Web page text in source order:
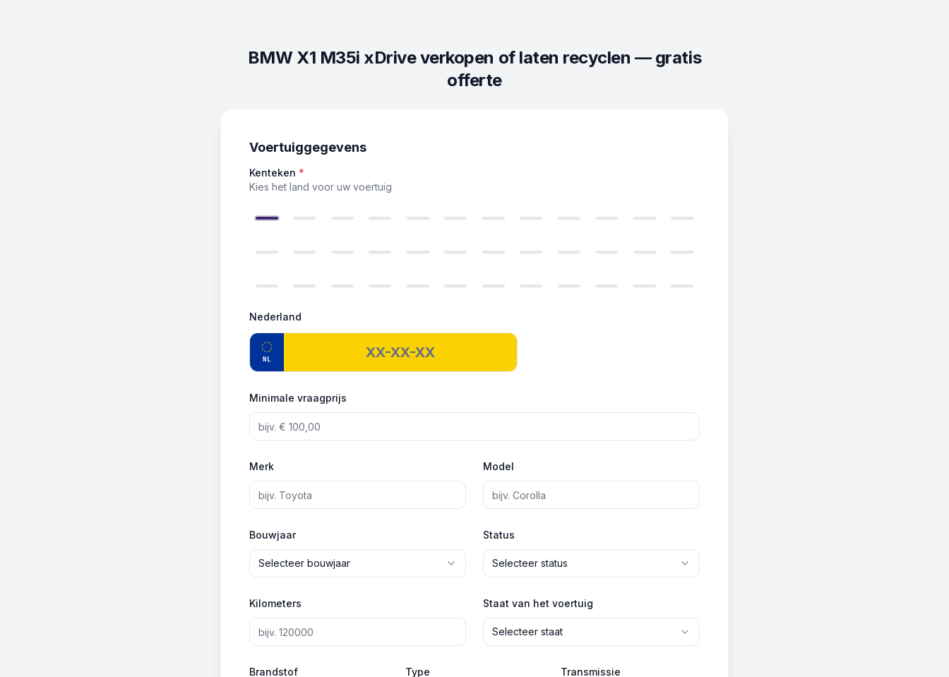
BMW X1 M35i xDriveverkopen of laten recyclen — gratis
offerte
Voertuiggegevens
Kenteken *
Kies het land voor uw voertuig
Nederland
NL
Minimale vraagprijs
Merk Model
Bouwjaar
Selecteer bouwjaar
Status
Selecteer status
Kilometers Staat van het voertuig
Selecteer staat
Brandstof Type Transmissie